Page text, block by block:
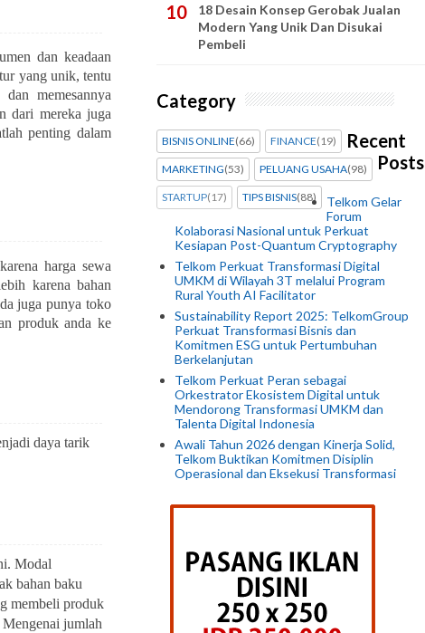
dan keadaan
yang unik, tentu
memesannya
dari mereka juga
penting dalam
harga sewa
karena bahan
juga punya toko
produk anda ke
daya tarik
Modal
bahan baku
membeli produk
Mengenai jumlah
18 Desain Konsep Gerobak Jualan
Modern Yang Unik Dan Disukai
Pembeli
Category
BISNIS ONLINE(66) FINANCE(19)
MARKETING(53) PELUANG USAHA(98)
STARTUP(17) TIPS BISNIS(88)
Recent
Posts
Telkom Gelar
Forum
Kolaborasi Nasional untuk Perkuat
Kesiapan Post-Quantum Cryptography
Telkom Perkuat Transformasi Digital
UMKM di Wilayah 3T melalui Program
Rural Youth AI Facilitator
Sustainability Report 2025: TelkomGroup
Perkuat Transformasi Bisnis dan
Komitmen ESG untuk Pertumbuhan
Berkelanjutan
Telkom Perkuat Peran sebagai
Orkestrator Ekosistem Digital untuk
Mendorong Transformasi UMKM dan
Talenta Digital Indonesia
Awali Tahun 2026 dengan Kinerja Solid,
Telkom Buktikan Komitmen Disiplin
Operasional dan Eksekusi Transformasi